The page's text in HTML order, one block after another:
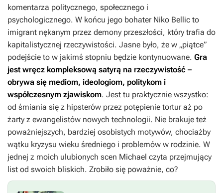
komentarza politycznego, społecznego i
psychologicznego. W końcu jego bohater Niko Bellic to
imigrant nękanym przez demony przeszłości, który trafia do
kapitalistycznej rzeczywistości. Jasne było, że w „piątce”
podejście to w jakimś stopniu będzie kontynuowane. Gra
jest wręcz kompleksową satyrą na rzeczywistość –
obrywa się mediom, ideologiom, politykom i
współczesnym zjawiskom. Jest tu praktycznie wszystko:
od śmiania się z hipsterów przez potępienie tortur aż po
żarty z ewangelistów nowych technologii. Nie brakuje też
poważniejszych, bardziej osobistych motywów, chociażby
wątku kryzysu wieku średniego i problemów w rodzinie. W
jednej z moich ulubionych scen Michael czyta przejmujący
list od swoich bliskich. Zrobiło się poważnie, co?